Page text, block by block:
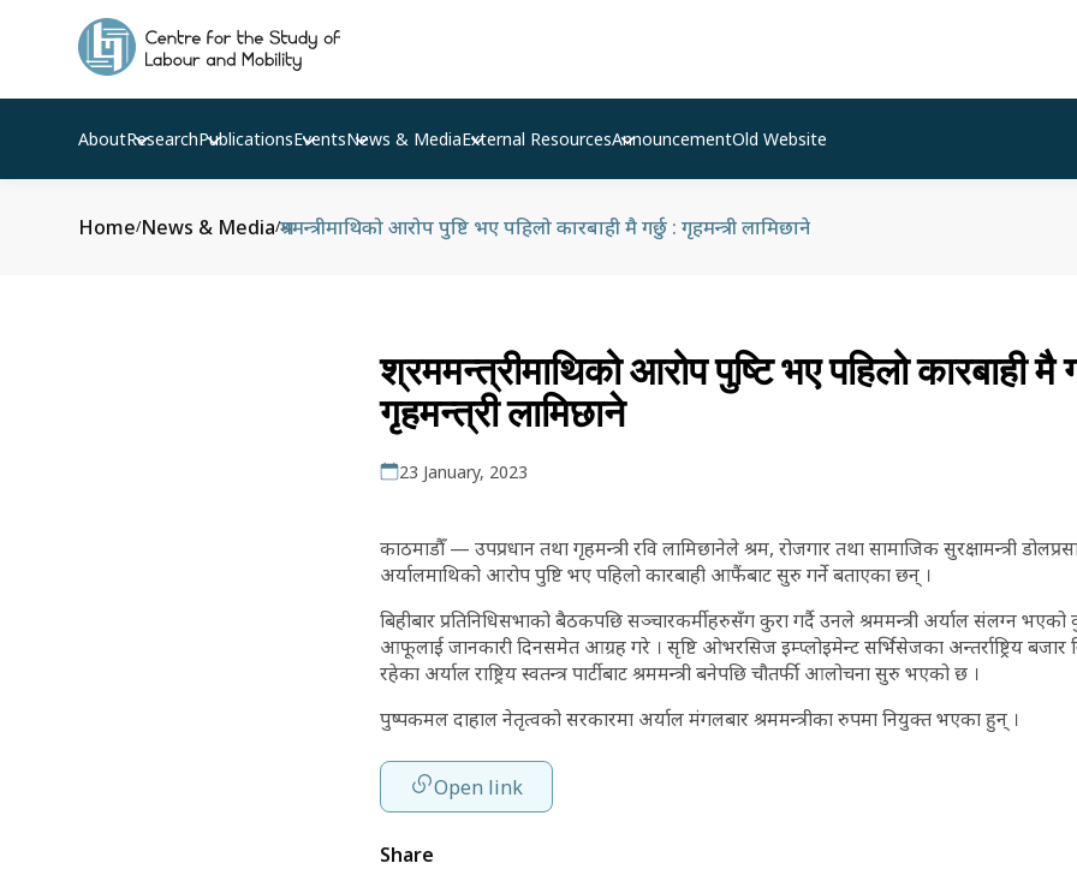
AboutResearchPublicationsEventsNews & MediaExternal ResourcesAnnouncementOld Website
Home/News & Media/श्रममन्त्रीमाथिको आरोप पुष्टि भए पहिलो कारबाही मै गर्छु : गृहमन्त्री लामिछाने
श्रममन्त्रीमाथिको आरोप पुष्टि भए पहिलो कारबाही मै
गृहमन्त्री लामिछाने
23 January, 2023
काठमाडौँ — उपप्रधान तथा गृहमन्त्री रवि लामिछानेले श्रम, रोजगार तथा सामाजिक सुरक्षामन्त्री
अर्यालमाथिको आरोप पुष्टि भए पहिलो कारबाही आफैंबाट सुरु गर्ने बताएका छन् ।
बिहीबार प्रतिनिधिसभाको बैठकपछि सञ्चारकर्मीहरुसँग कुरा गर्दै उनले श्रममन्त्री अर्याल संलग्न
आफूलाई जानकारी दिनसमेत आग्रह गरे । सृष्टि ओभरसिज इम्प्लोइमेन्ट सर्भिसेजका अन्तर्राष्ट्रिय बजार
रहेका अर्याल राष्ट्रिय स्वतन्त्र पार्टीबाट श्रममन्त्री बनेपछि चौतर्फी आलोचना सुरु भएको छ ।
पुष्पकमल दाहाल नेतृत्वको सरकारमा अर्याल मंगलबार श्रममन्त्रीका रुपमा नियुक्त भएका हुन् ।
Open link
Share